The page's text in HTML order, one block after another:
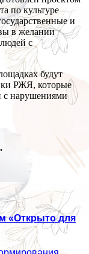
по культуре
и
в желании
с
будут
РЖЯ, которые
с нарушениями
.
«Открыто для